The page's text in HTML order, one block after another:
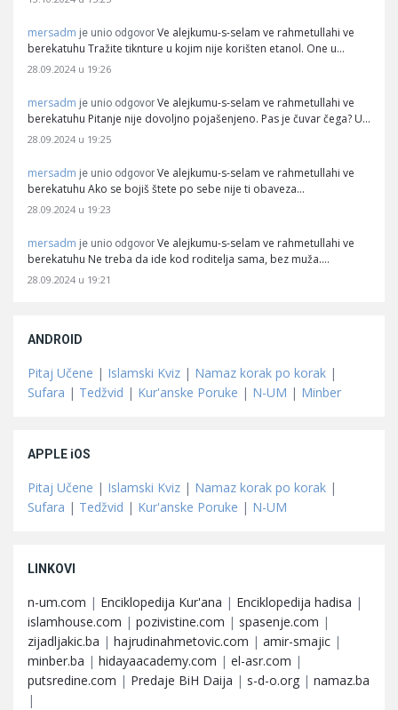
mersadm je unio odgovor Ve alejkumu-s-selam ve rahmetullahi ve
berekatuhu Tražite tiknture u kojim nije korišten etanol. One u…
28.09.2024 u 19:26
mersadm je unio odgovor Ve alejkumu-s-selam ve rahmetullahi ve
berekatuhu Pitanje nije dovoljno pojašenjeno. Pas je čuvar čega? U…
28.09.2024 u 19:25
mersadm je unio odgovor Ve alejkumu-s-selam ve rahmetullahi ve
berekatuhu Ako se bojiš štete po sebe nije ti obaveza…
28.09.2024 u 19:23
mersadm je unio odgovor Ve alejkumu-s-selam ve rahmetullahi ve
berekatuhu Ne treba da ide kod roditelja sama, bez muža.…
28.09.2024 u 19:21
ANDROID
Pitaj Učene | Islamski Kviz | Namaz korak po korak |
Sufara | Tedžvid | Kur'anske Poruke | N-UM | Minber
APPLE iOS
Pitaj Učene | Islamski Kviz | Namaz korak po korak |
Sufara | Tedžvid | Kur'anske Poruke | N-UM
LINKOVI
n-um.com | Enciklopedija Kur'ana | Enciklopedija hadisa |
islamhouse.com | pozivistine.com | spasenje.com |
zijadljakic.ba | hajrudinahmetovic.com | amir-smajic |
minber.ba | hidayaacademy.com | el-asr.com |
putsredine.com | Predaje BiH Daija | s-d-o.org | namaz.ba
|